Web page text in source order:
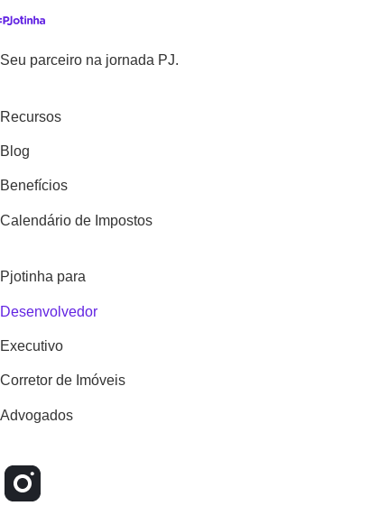
Seu parceiro na jornada PJ.
Recursos
Blog
Benefícios
Calendário de Impostos
Pjotinha para
Desenvolvedor
Executivo
Corretor de Imóveis
Advogados